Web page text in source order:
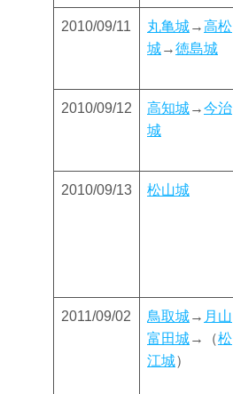
2010/09/11 丸亀城→高松
城→徳島城
2010/09/12 高知城→今治
城
2010/09/13 松山城
2011/09/02 鳥取城→ 月山
富田城→（松
江城）